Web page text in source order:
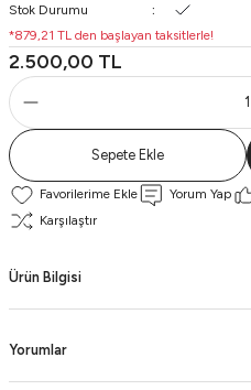
Stok Durumu
*879,21 TL den başlayan taksitlerle!
2.500,00 TL
Sepete Ekle
Yorum Yap
Karşılaştır
Ürün Bilgisi
Yorumlar